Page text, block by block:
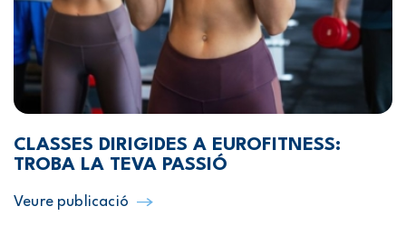
CLASSES DIRIGIDES A EUROFITNESS:
TROBA LA TEVA PASSIÓ
Veure publicació